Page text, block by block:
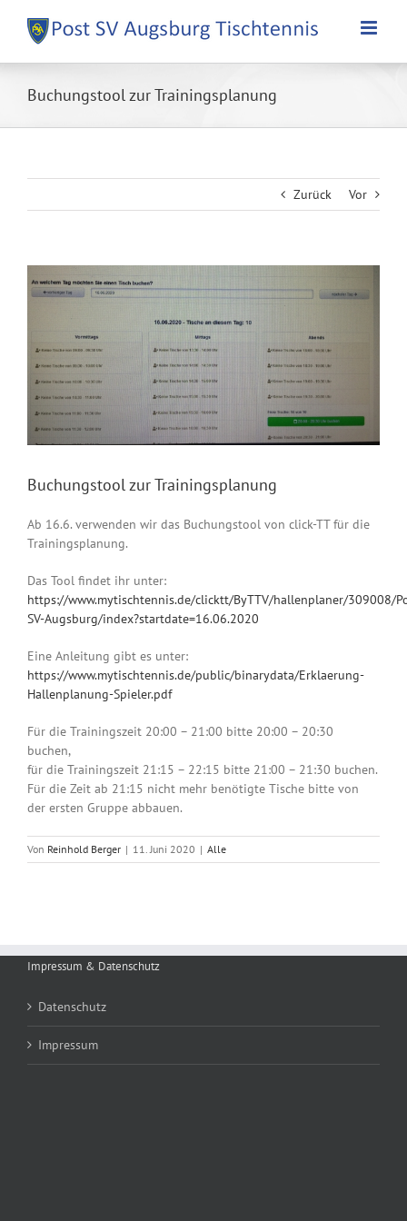
Inhalt
springen
Buchungstool zur Trainingsplanung
Zurück Vor
grösseres
Buchungstool zur Trainingsplanung
Ab 16.6. verwenden wir das Buchungstool von click-TT für die
Trainingsplanung.
Das Tool findet ihr unter:
https://www.mytischtennis.de/clicktt/ByTTV/hallenplaner/309008/
SV-Augsburg/index?startdate=16.06.2020
Eine Anleitung gibt es unter:
https://www.mytischtennis.de/public/binarydata/Erklaerung-
Hallenplanung-Spieler.pdf
Für die Trainingszeit 20:00 – 21:00 bitte 20:00 – 20:30
buchen,
für die Trainingszeit 21:15 – 22:15 bitte 21:00 – 21:30 buchen.
Für die Zeit ab 21:15 nicht mehr benötigte Tische bitte von
der ersten Gruppe abbauen.
Von Reinhold Berger | 11. Juni 2020 | Alle
Impressum & Datenschutz
Datenschutz
Impressum